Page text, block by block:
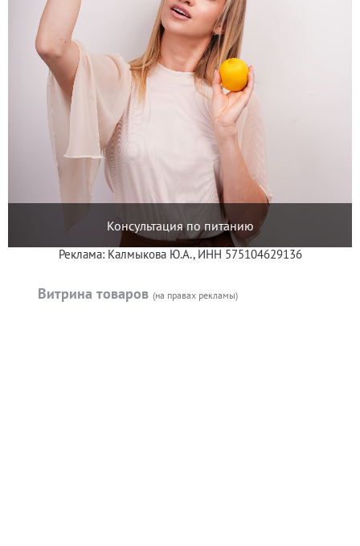
Консультация по питанию
Реклама: Калмыкова Ю.А., ИНН 575104629136
Витрина товаров (на правах рекламы)